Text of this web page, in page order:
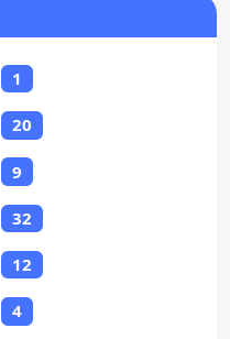
1
20
9
32
12
4